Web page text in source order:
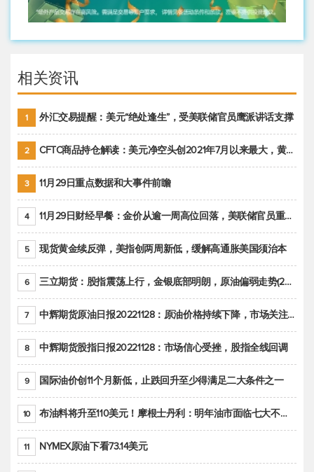
相关资讯
1 外汇交易提醒：美元“绝处逢生”，受美联储官员鹰派讲话支撑
2 CFTC商品持仓解读：美元净空头创2021年7月以来最大，黄金期货投机性净多头头寸减少
3 11月29日重点数据和大事件前瞻
4 11月29日财经早餐：金价从逾一周高位回落，美联储官员重申鹰派立场推动美元回升
5 现货黄金续反弹，美指创两周新低，缓解高通胀美国须治本
6 三立期货：股指震荡上行，金银底部明朗，原油偏弱走势(20221128收评)
7 中辉期货原油日报20221128：原油价格持续下降，市场关注OPEC+新一轮产能政策
8 中辉期货股指日报20221128：市场信心受挫，股指全线回调
9 国际油价创11个月新低，止跌回升至少得满足二大条件之一
10 布油料将升至110美元！摩根士丹利：明年油市面临七大不确定性
11 NYMEX原油下看73.14美元